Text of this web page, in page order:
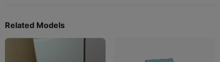
Related Models